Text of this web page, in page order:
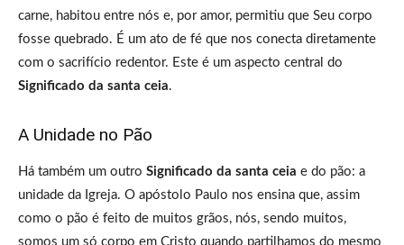
carne, habitou entre nós e, por amor, permitiu que Seu corpo
fosse quebrado. É um ato de fé que nos conecta diretamente
com o sacrifício redentor. Este é um aspecto central do
Significado da santa ceia.
A Unidade no Pão
Há também um outro Significado da santa ceia e do pão: a
unidade da Igreja. O apóstolo Paulo nos ensina que, assim
como o pão é feito de muitos grãos, nós, sendo muitos,
somos um só corpo em Cristo quando partilhamos do mesmo